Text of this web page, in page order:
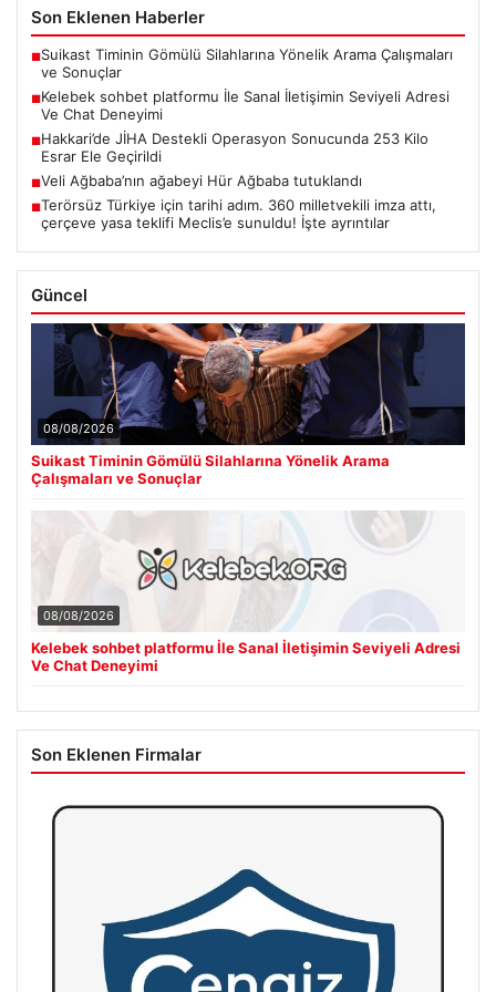
Son Eklenen Haberler
■Suikast Timinin Gömülü Silahlarına Yönelik Arama Çalışmaları
ve Sonuçlar
■Kelebek sohbet platformu İle Sanal İletişimin Seviyeli Adresi
Ve Chat Deneyimi
■Hakkari’de JİHA Destekli Operasyon Sonucunda 253 Kilo
Esrar Ele Geçirildi
■Veli Ağbaba’nın ağabeyi Hür Ağbaba tutuklandı
■Terörsüz Türkiye için tarihi adım. 360 milletvekili imza attı,
çerçeve yasa teklifi Meclis’e sunuldu! İşte ayrıntılar
Güncel
08/08/2026
Suikast Timinin Gömülü Silahlarına Yönelik Arama
Çalışmaları ve Sonuçlar
08/08/2026
Kelebek sohbet platformu İle Sanal İletişimin Seviyeli Adresi
Ve Chat Deneyimi
Son Eklenen Firmalar